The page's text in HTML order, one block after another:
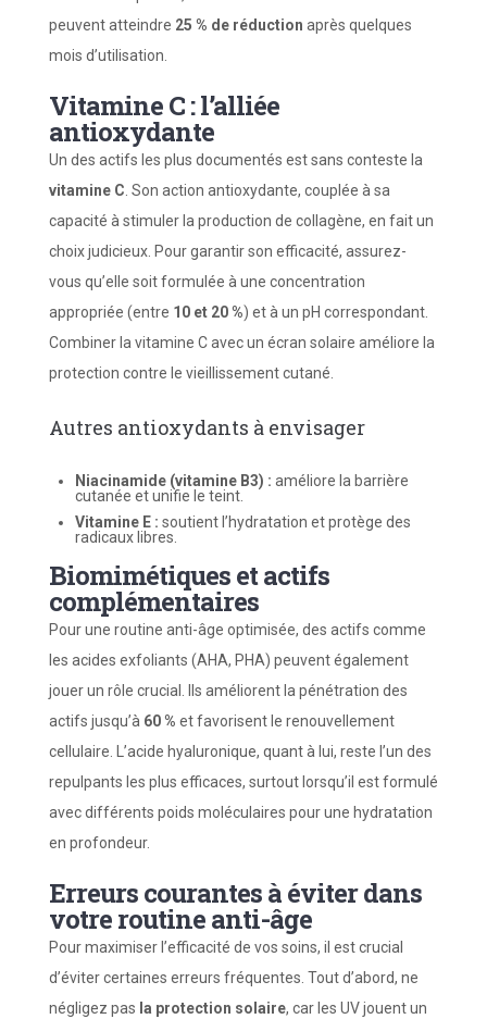
peuvent atteindre 25 % de réduction après quelques
mois d’utilisation.
Vitamine C : l’alliée
antioxydante
Un des actifs les plus documentés est sans conteste la
vitamine C . Son action antioxydante, couplée à sa
capacité à stimuler la production de collagène, en fait un
choix judicieux. Pour garantir son efficacité, assurez-
vous qu’elle soit formulée à une concentration
appropriée (entre 10 et 20 %) et à un pH correspondant.
Combiner la vitamine C avec un écran solaire améliore la
protection contre le vieillissement cutané.
Autres antioxydants à envisager
Niacinamide (vitamine B3) : améliore la barrière
cutanée et unifie le teint.
Vitamine E : soutient l’hydratation et protège des
radicaux libres.
Biomimétiques et actifs
complémentaires
Pour une routine anti-âge optimisée, des actifs comme
les acides exfoliants (AHA, PHA) peuvent également
jouer un rôle crucial. Ils améliorent la pénétration des
actifs jusqu’à 60 % et favorisent le renouvellement
cellulaire. L’acide hyaluronique, quant à lui, reste l’un des
repulpants les plus efficaces, surtout lorsqu’il est formulé
avec différents poids moléculaires pour une hydratation
en profondeur.
Erreurs courantes à éviter dans
votre routine anti-âge
Pour maximiser l’efficacité de vos soins, il est crucial
d’éviter certaines erreurs fréquentes. Tout d’abord, ne
négligez pas la protection solaire, car les UV jouent un